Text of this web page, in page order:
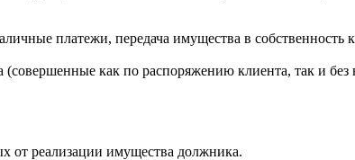
платежи, передача имущества в собственность
как по распоряжению клиента, так и без
от реализации имущества должника.